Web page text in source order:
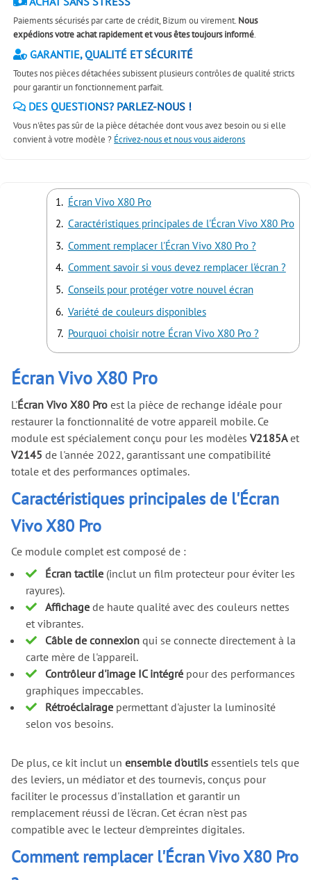
Paiements sécurisés par carte de crédit, Bizum ou virement. Nous
expédions votre achat rapidement et vous êtes toujours informé.
GARANTIE, QUALITÉ ET SÉCURITÉ
Toutes nos pièces détachées subissent plusieurs contrôles de qualité stricts
pour garantir un fonctionnement parfait.
DES QUESTIONS? PARLEZ-NOUS !
Vous n'êtes pas sûr de la pièce détachée dont vous avez besoin ou si elle
convient à votre modèle ? Écrivez-nous et nous vous aiderons
Écran Vivo X80 Pro
Caractéristiques principales de l'Écran Vivo X80 Pro
Comment remplacer l'Écran Vivo X80 Pro ?
Comment savoir si vous devez remplacer l'écran ?
Conseils pour protéger votre nouvel écran
Variété de couleurs disponibles
Pourquoi choisir notre Écran Vivo X80 Pro ?
Écran Vivo X80 Pro
L'Écran Vivo X80 Pro est la pièce de rechange idéale pour
restaurer la fonctionnalité de votre appareil mobile. Ce
module est spécialement conçu pour les modèles V2185Aet
V2145 de l'année 2022, garantissant une compatibilité
totale et des performances optimales.
Caractéristiques principales de l'Écran
Vivo X80 Pro
Ce module complet est composé de :
Écran tactile(inclut un film protecteur pour éviter les
rayures).
Affichagede haute qualité avec des couleurs nettes
et vibrantes.
Câble de connexionqui se connecte directement à la
carte mère de l'appareil.
Contrôleur d'image IC intégrépour des performances
graphiques impeccables.
Rétroéclairagepermettant d'ajuster la luminosité
selon vos besoins.
De plus, ce kit inclut un ensemble d'outils essentiels tels que
des leviers, un médiator et des tournevis, conçus pour
faciliter le processus d'installation et garantir un
remplacement réussi de l'écran. Cet écran n'est pas
compatible avec le lecteur d'empreintes digitales.
Comment remplacer l'Écran Vivo X80 Pro